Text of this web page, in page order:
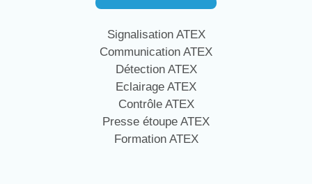
Signalisation ATEX
Communication ATEX
Détection ATEX
Eclairage ATEX
Contrôle ATEX
Presse étoupe ATEX
Formation ATEX